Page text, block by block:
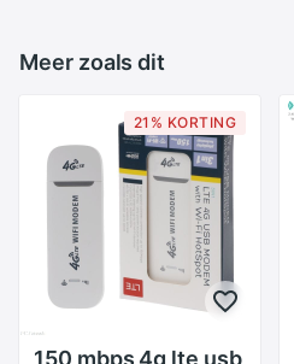
Meer zoals dit
21% KORTING
150 mbps 4g lte usb